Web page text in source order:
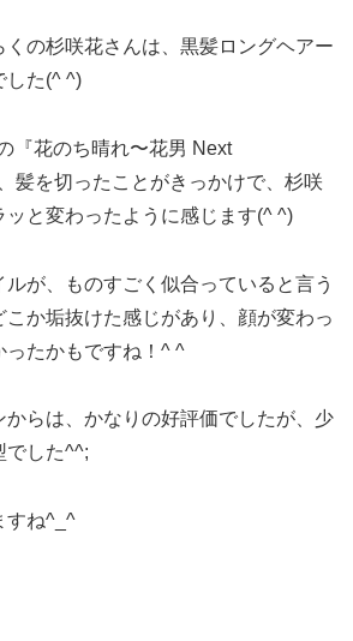
くの杉咲花さんは、黒髪ロングヘアー
した(^ ^)
『花のち晴れ〜花男 Next
髪を切ったことがきっかけで、杉咲
と変わったように感じます(^ ^)
が、ものすごく似合っていると言う
か垢抜けた感じがあり、顔が変わっ
ったかもですね！^ ^
からは、かなりの好評価でしたが、少
でした^^;
すね^_^